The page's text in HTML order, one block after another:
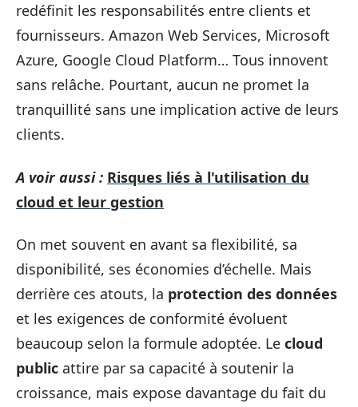
redéfinit les responsabilités entre clients et
fournisseurs. Amazon Web Services, Microsoft
Azure, Google Cloud Platform… Tous innovent
sans relâche. Pourtant, aucun ne promet la
tranquillité sans une implication active de leurs
clients.
A voir aussi : Risques liés à l'utilisation du
cloud et leur gestion
On met souvent en avant sa flexibilité, sa
disponibilité, ses économies d’échelle. Mais
derrière ces atouts, la protection des données
et les exigences de conformité évoluent
beaucoup selon la formule adoptée. Le cloud
public attire par sa capacité à soutenir la
croissance, mais expose davantage du fait du